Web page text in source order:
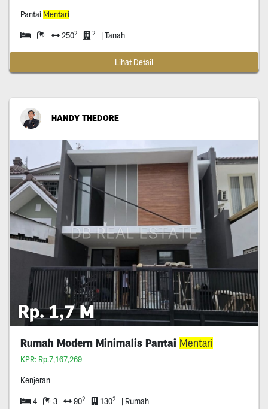
Pantai Mentari
2502 2 | Tanah
Lihat Detail
HANDY THEDORE
Rp. 1,7 M
Rumah Modern Minimalis Pantai Mentari
KPR: Rp.7,167,269
Kenjeran
4 3 902 1302 | Rumah